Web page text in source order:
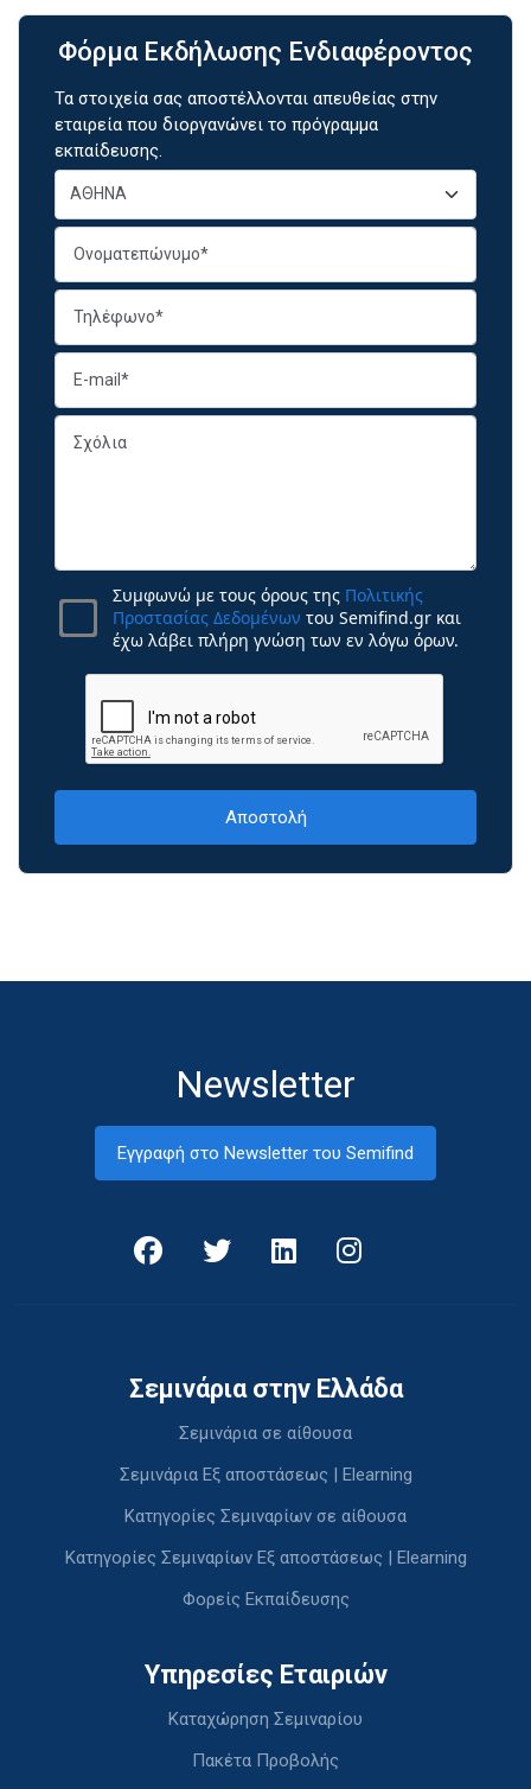
Φόρμα Εκδήλωσης Ενδιαφέροντος
Τα στοιχεία σας αποστέλλονται απευθείας στην
εταιρεία που διοργανώνει το πρόγραμμα
εκπαίδευσης.
Συμφωνώ με τους όρους της Πολιτικής
Προστασίας Δεδομένων του Semifind.gr και
έχω λάβει πλήρη γνώση των εν λόγω όρων.
Newsletter
Εγγραφή στο Newsletter του Semifind
Σεμινάρια στην Ελλάδα
Σεμινάρια σε αίθουσα
Σεμινάρια Εξ αποστάσεως | Elearning
Κατηγορίες Σεμιναρίων σε αίθουσα
Κατηγορίες Σεμιναρίων Εξ αποστάσεως | Elearning
Φορείς Εκπαίδευσης
Υπηρεσίες Εταιριών
Καταχώρηση Σεμιναρίου
Πακέτα Προβολής